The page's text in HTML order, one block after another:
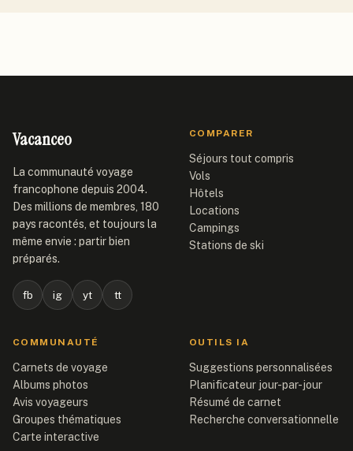
Vacanceo
La communauté voyage
francophone depuis 2004.
Des millions de membres, 180
pays racontés, et toujours la
même envie : partir bien
préparés.
fb ig yt tt
COMPARER
Séjours tout compris
Vols
Hôtels
Locations
Campings
Stations de ski
COMMUNAUTÉ
Carnets de voyage
Albums photos
Avis voyageurs
Groupes thématiques
Carte interactive
OUTILS IA
Suggestions personnalisées
Planificateur jour-par-jour
Résumé de carnet
Recherche conversationnelle